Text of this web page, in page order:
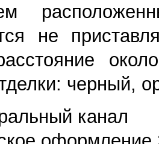
не
черный,
канал